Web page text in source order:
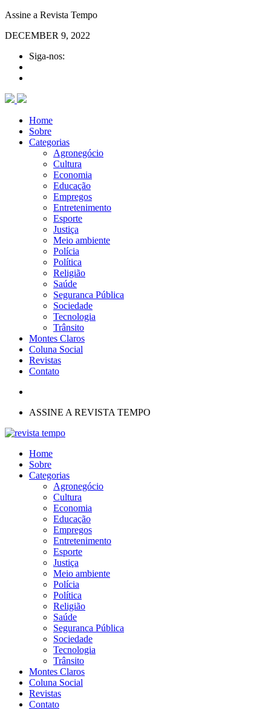
Assine a Revista Tempo
DECEMBER 9, 2022
Siga-nos:
Home
Sobre
Categorias
Agronegócio
Cultura
Economia
Educação
Empregos
Entretenimento
Esporte
Justiça
Meio ambiente
Polícia
Política
Religião
Saúde
Seguranca Pública
Sociedade
Tecnologia
Trânsito
Montes Claros
Coluna Social
Revistas
Contato
ASSINE A REVISTA TEMPO
Home
Sobre
Categorias
Agronegócio
Cultura
Economia
Educação
Empregos
Entretenimento
Esporte
Justiça
Meio ambiente
Polícia
Política
Religião
Saúde
Seguranca Pública
Sociedade
Tecnologia
Trânsito
Montes Claros
Coluna Social
Revistas
Contato